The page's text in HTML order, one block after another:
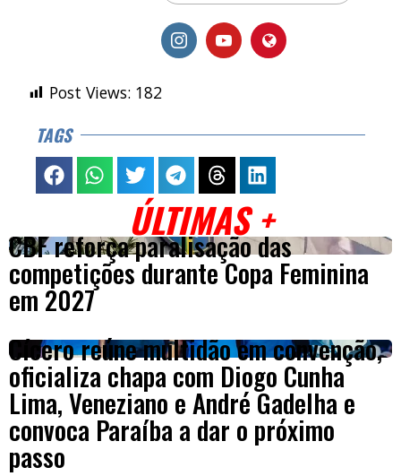
Post Views: 182
TAGS
ÚLTIMAS +
CBF reforça paralisação das
competições durante Copa Feminina
em 2027
Cícero reúne multidão em convenção,
oficializa chapa com Diogo Cunha
Lima, Veneziano e André Gadelha e
convoca Paraíba a dar o próximo
passo